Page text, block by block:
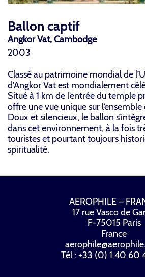
Ballon captif
Angkor Vat, Cambodge
2003
Classé au patrimoine mondial de
d’Angkor Vat est mondialement
Situé à 1 km de l’entrée du temple
offre une vue unique sur l’ensemble
Doux et silencieux, le ballon
dans cet environnement, à la fois
touristes et pourtant toujours
spiritualité.
AEROPHILE –
17 rue Vasco de
F-75015 Paris
France
Tél : +33 (0) 1 40 60